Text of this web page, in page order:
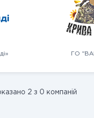
ГО
2 з 0 компаній